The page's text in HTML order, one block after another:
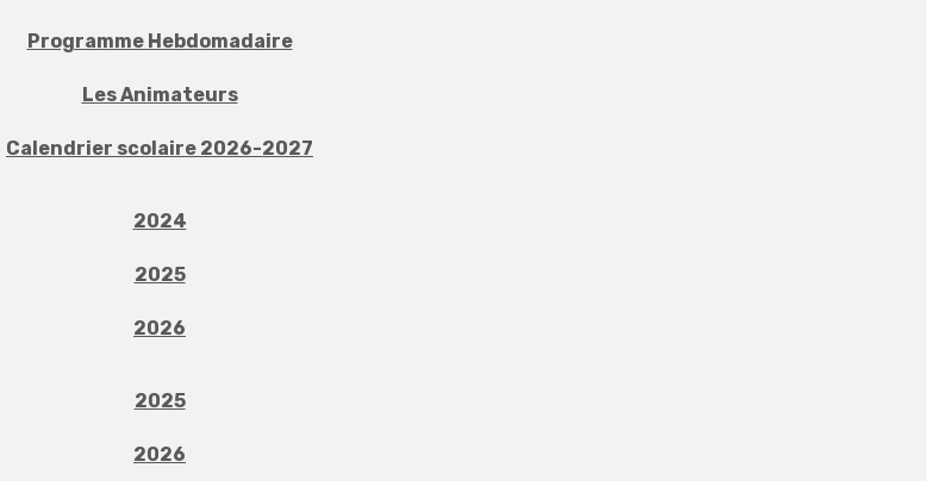
Programme Hebdomadaire
Les Animateurs
Calendrier scolaire 2026-2027
2024
2025
2026
2025
2026